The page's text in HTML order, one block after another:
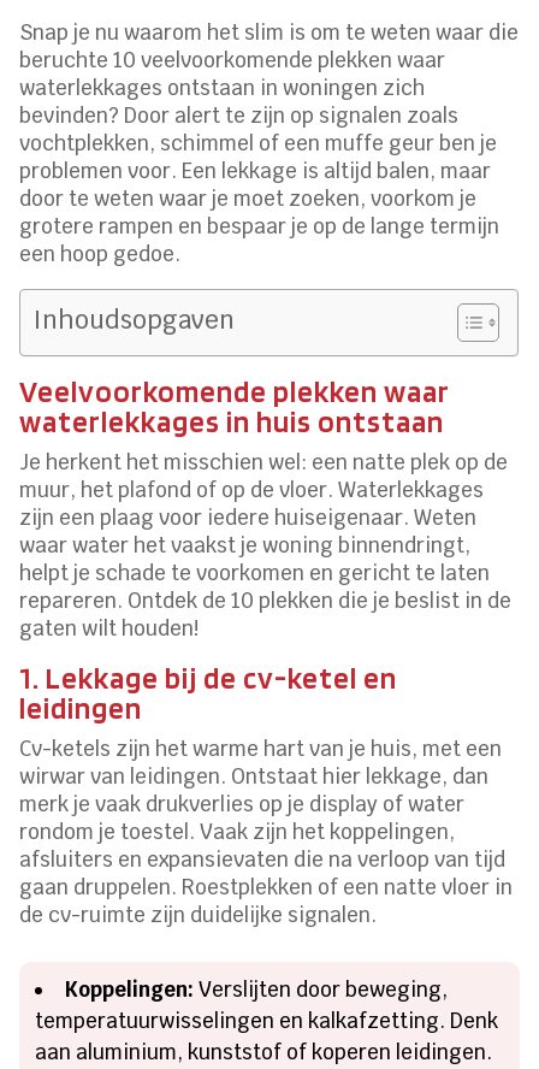
Snap je nu waarom het slim is om te weten waar die
beruchte 10 veelvoorkomende plekken waar
waterlekkages ontstaan in woningen zich
bevinden? Door alert te zijn op signalen zoals
vochtplekken, schimmel of een muffe geur ben je
problemen voor. Een lekkage is altijd balen, maar
door te weten waar je moet zoeken, voorkom je
grotere rampen en bespaar je op de lange termijn
een hoop gedoe.
Inhoudsopgaven
Veelvoorkomende plekken waar
waterlekkages in huis ontstaan
Je herkent het misschien wel: een natte plek op de
muur, het plafond of op de vloer. Waterlekkages
zijn een plaag voor iedere huiseigenaar. Weten
waar water het vaakst je woning binnendringt,
helpt je schade te voorkomen en gericht te laten
repareren. Ontdek de 10 plekken die je beslist in de
gaten wilt houden!
1. Lekkage bij de cv-ketel en
leidingen
Cv-ketels zijn het warme hart van je huis, met een
wirwar van leidingen. Ontstaat hier lekkage, dan
merk je vaak drukverlies op je display of water
rondom je toestel. Vaak zijn het koppelingen,
afsluiters en expansievaten die na verloop van tijd
gaan druppelen. Roestplekken of een natte vloer in
de cv-ruimte zijn duidelijke signalen.
Koppelingen:Verslijten door beweging,
temperatuurwisselingen en kalkafzetting. Denk
aan aluminium, kunststof of koperen leidingen.